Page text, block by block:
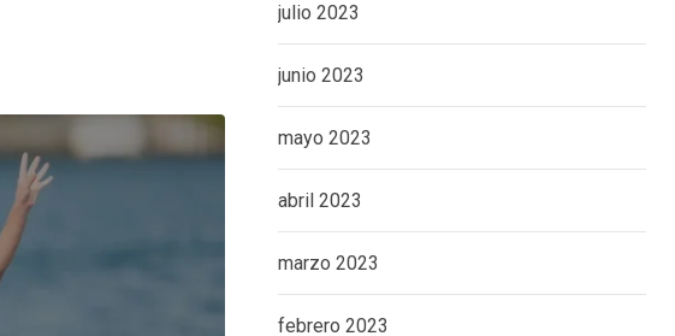
julio 2023
junio 2023
mayo 2023
abril 2023
marzo 2023
febrero 2023